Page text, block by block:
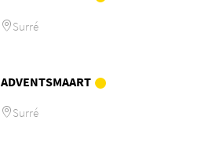
Surré
ADVENTSMAART
Surré